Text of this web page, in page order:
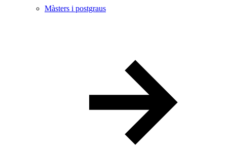
Màsters i postgraus